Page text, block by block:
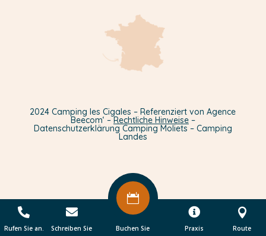

Rufen Sie an.

Schreiben Sie

Buchen Sie

Praxis

Route
2024 Camping les Cigales – Referenziert von Agence
Beecom‘ –Rechtliche Hinweise–
Datenschutzerklärung Camping Moliets – Camping
Landes